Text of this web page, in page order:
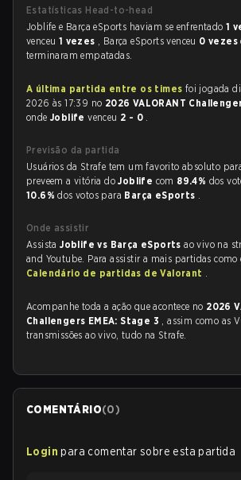
Estatísticas Head-to-head
Joblife e Barça eSports haviam se enfrentado 1
venceu 1 vezes , Barça eSports venceu 0 vezes
terminaram empatadas.
A última partida entre os times foi jogada
2026 às 17:39 no 2026 VALORANT
onde Joblifevenceu 2 - 0 .
Previsão da partida
Usuários da Strafe tem um favorito absoluto
preveem a vitória doJoblife com 89.4% dos
10.6%dos votos para Barça eSports .
Onde assistir
AssistaJoblife vs Barça eSportsao vivo na
and Youtube. Para assistir a mais partidas como
Calendário de partidas de Valorant .
Acompanhe toda a ação que acontece no 2026
Challengers EMEA: Stage 3 , assim como as
transmissões ao vivo, tudo na Strafe.
COMENTÁRIO(0)
Login para comentar sobre esta partida